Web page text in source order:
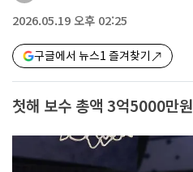
2026.05.19 오후 02:25
구글에서 뉴스1 즐겨찾기
첫해 보수 총액 3억5000만원